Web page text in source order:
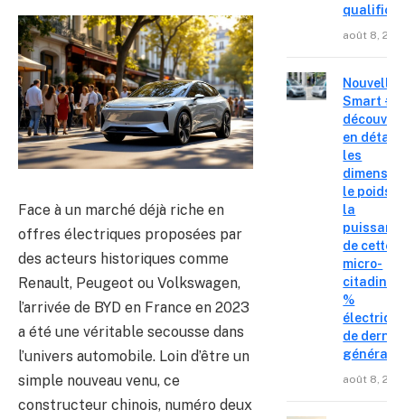
Face à un marché déjà riche en
offres électriques proposées par
des acteurs historiques comme
Renault, Peugeot ou Volkswagen,
l’arrivée de BYD en France en 2023
a été une véritable secousse dans
l’univers automobile. Loin d’être un
simple nouveau venu, ce
constructeur chinois, numéro deux
août 8,
Nouvelle
Smart #2
en détail
les
le poids
la
de cette
micro-
citadine
%
de
août 8,